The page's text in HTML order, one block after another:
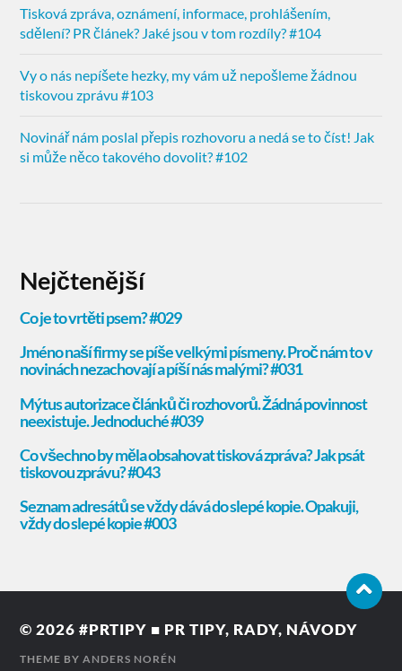
Tisková zpráva, oznámení, informace, prohlášením,
sdělení? PR článek? Jaké jsou v tom rozdíly? #104
Vy o nás nepíšete hezky, my vám už nepošleme žádnou
tiskovou zprávu #103
Novinář nám poslal přepis rozhovoru a nedá se to číst! Jak
si může něco takového dovolit? #102
Nejčtenější
© 2026#PRTIPY ■ PR TIPY, RADY, NÁVODY
THEME BYANDERS NORÉN